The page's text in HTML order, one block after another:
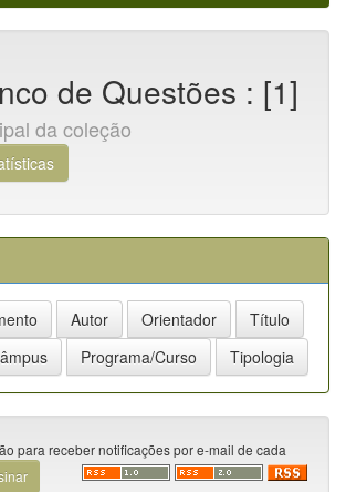
de Questões : [1]
da coleção
para receber notificações por e-mail de cada